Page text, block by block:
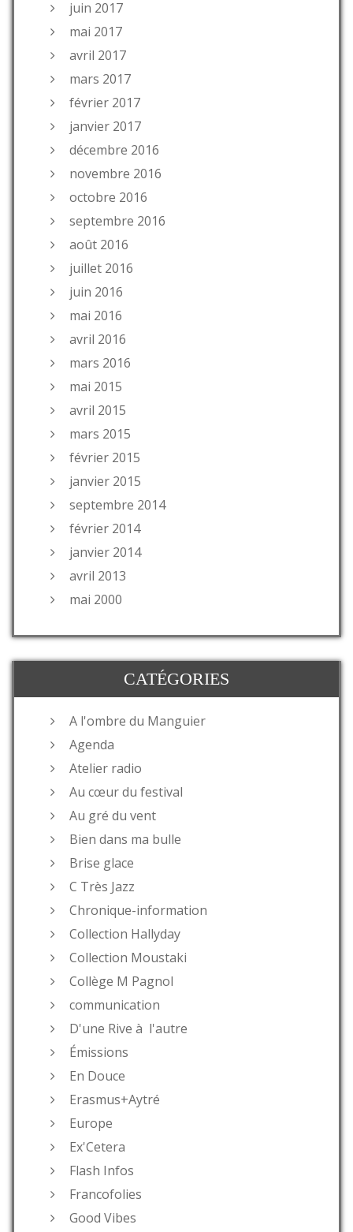
juin 2017
mai 2017
avril 2017
mars 2017
février 2017
janvier 2017
décembre 2016
novembre 2016
octobre 2016
septembre 2016
août 2016
juillet 2016
juin 2016
mai 2016
avril 2016
mars 2016
mai 2015
avril 2015
mars 2015
février 2015
janvier 2015
septembre 2014
février 2014
janvier 2014
avril 2013
mai 2000
CATÉGORIES
A l'ombre du Manguier
Agenda
Atelier radio
Au cœur du festival
Au gré du vent
Bien dans ma bulle
Brise glace
C Très Jazz
Chronique-information
Collection Hallyday
Collection Moustaki
Collège M Pagnol
communication
D'une Rive à l'autre
Émissions
En Douce
Erasmus+Aytré
Europe
Ex'Cetera
Flash Infos
Francofolies
Good Vibes